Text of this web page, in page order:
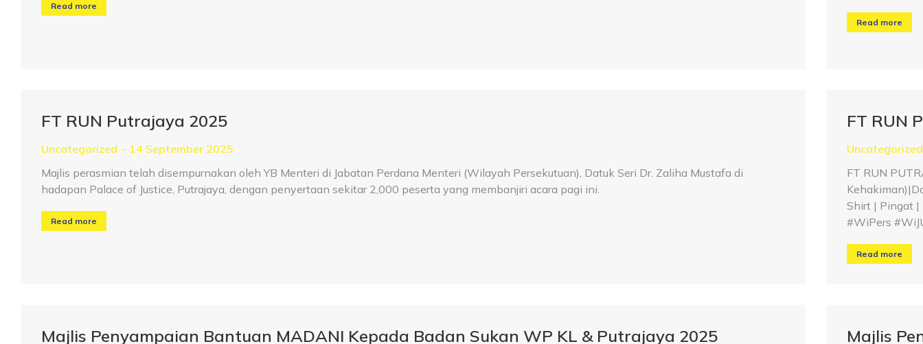
Read more
Read more
FT RUN Putrajaya 2025
Uncategorized
14 September 2025
Majlis perasmian telah disempurnakan oleh YB Menteri di Jabatan Perdana Menteri (Wilayah Persekutuan), Datuk Seri Dr. Zaliha Mustafa di
hadapan Palace of Justice, Putrajaya, dengan penyertaan sekitar 2,000 peserta yang membanjiri acara pagi ini.
Read more
FT RUN
Uncategorized
FT RUN
Shirt | Pingat |
#WiPers
Read more
Majlis Penyampaian Bantuan MADANI Kepada Badan Sukan WP KL & Putrajaya 2025
Majlis